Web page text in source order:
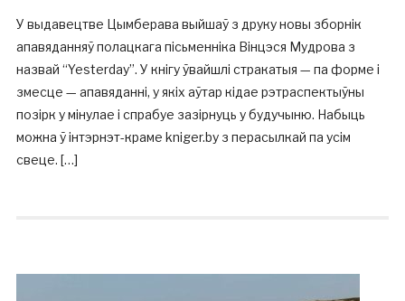
У выдавецтве Цымберава выйшаў з друку новы зборнік
апавяданняў полацкага пісьменніка Вінцэся Мудрова з
назвай “Yesterday”. У кнігу ўвайшлі стракатыя — па форме і
змесце — апавяданні, у якіх аўтар кідае рэтраспектыўны
позірк у мінулае і спрабуе зазірнуць у будучыню. Набыць
можна ў інтэрнэт-краме kniger.by з перасылкай па усім
свеце. […]